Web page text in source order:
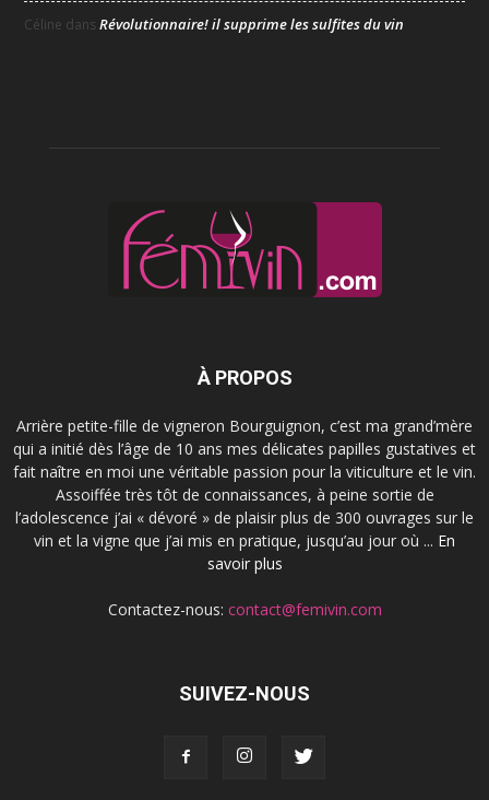
Céline dansRévolutionnaire! il supprime les sulfites du vin
À PROPOS
Arrière petite-fille de vigneron Bourguignon, c’est ma grand’mère
qui a initié dès l’âge de 10 ans mes délicates papilles gustatives et
fait naître en moi une véritable passion pour la viticulture et le vin.
Assoiffée très tôt de connaissances, à peine sortie de
l’adolescence j’ai « dévoré » de plaisir plus de 300 ouvrages sur le
vin et la vigne que j’ai mis en pratique, jusqu’au jour où ... En
savoir plus
Contactez-nous: contact@femivin.com
SUIVEZ-NOUS